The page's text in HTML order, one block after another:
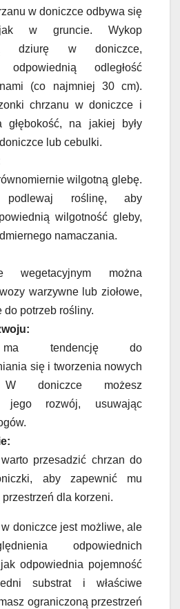
w doniczce odbywa się
w gruncie. Wykop
dziurę w doniczce,
odpowiednią odległość
(co najmniej 30 cm).
chrzanu w doniczce i
na jakiej były
lub cebulki.
wilgotną glebę.
podlewaj roślinę, aby
wilgotność gleby,
namaczania.
wegetacyjnym można
warzywne lub ziołowe,
do potrzeb rośliny.
tendencję do
się i tworzenia nowych
W doniczce możesz
jego rozwój, usuwając
przesadzić chrzan do
aby zapewnić mu
dla korzeni.
doniczce jest możliwe, ale
odpowiednich
odpowiednia pojemność
substrat i właściwe
ograniczoną przestrzeń